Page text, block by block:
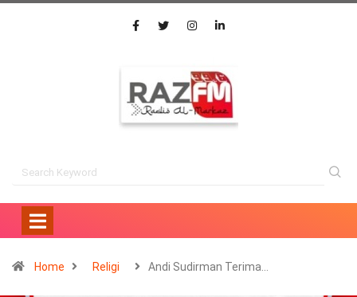
Home Religi Andi Sudirman Terima…